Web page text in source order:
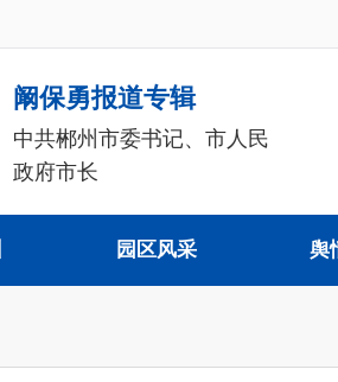
阚保勇报道专辑
中共郴州市委书记、市人民
政府市长
园区风采 舆